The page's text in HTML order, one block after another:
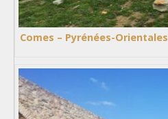
Comes – Pyrénées-Orientales